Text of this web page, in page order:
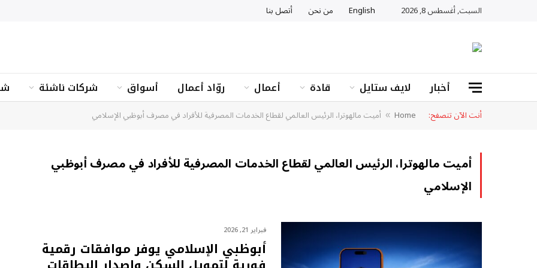
السبت, أغسطس 8, 2026 English من نحن أتصل بنا
أخبار لايف ستايل قادة أعمال روّاد أعمال أسواق شركات ناشئة
أنت الآن تتصفح: Home
» أميت مالهوترا، الرئيس العالمي لقطاع الخدمات المصرفية للأفراد في مصرف أبوظبي الإسلامي
أميت مالهوترا، الرئيس العالمي لقطاع الخدمات المصرفية للأفراد في مصرف أبوظبي
الإسلامي
فبراير 21, 2026
أبوظبي الإسلامي يوفر موافقات رقمية